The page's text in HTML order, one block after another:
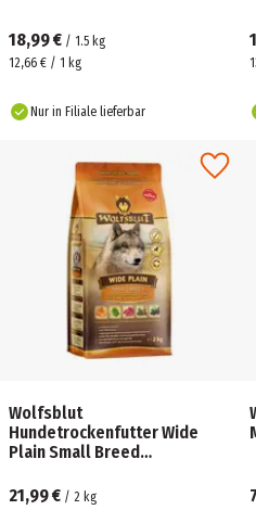
18,99 € / 1.5 kg
12,66 € / 1 kg
Nur in Filiale lieferbar
Wolfsblut
Hundetrockenfutter Wide
Plain Small Breed
Süßkartoffeln
21,99 € / 2 kg